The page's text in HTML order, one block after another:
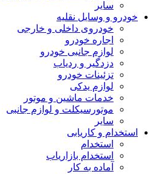
سایر
خودرو و وسایل نقلیه
خودروی داخلی و خارجی
اجاره خودرو
لوازم جانبی خودرو
دزدگیر و ردیاب
تزئینات خودرو
لوازم یدکی
خدمات ماشین و موتور
موتورسیکلت و لوازم جانبی
سایر
استخدام و کاریابی
استخدام
استخدام بازاریاب
آماده به کار